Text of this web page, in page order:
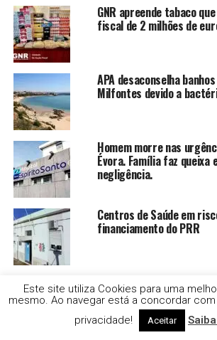
GNR apreende tabaco
fiscal de 2 milhões de
APA desaconselha
Milfontes devido a
Homem morre nas
Évora. Família faz queixa
negligência.
Centros de Saúde em
financiamento do PRR
Ministra do Ambiente
cerimónia mas diz que
protesto.
Este site utiliza Cookies para uma
mesmo. Ao navegar está a concordar
privacidade!
Aceitar